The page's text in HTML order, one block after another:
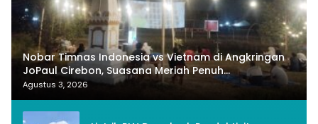
Nobar Timnas Indonesia vs Vietnam di Angkringan
JoPaul Cirebon, Suasana Meriah Penuh
Nasionalisme
Agustus 3, 2026